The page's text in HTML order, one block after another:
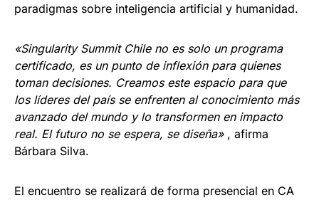
paradigmas sobre inteligencia artificial y humanidad.
«Singularity Summit Chile no es solo un programa
certificado, es un punto de inflexión para quienes
toman decisiones. Creamos este espacio para que
los líderes del país se enfrenten al conocimiento más
avanzado del mundo y lo transformen en impacto
real. El futuro no se espera, se diseña», afirma
Bárbara Silva.
El encuentro se realizará de forma presencial en CA